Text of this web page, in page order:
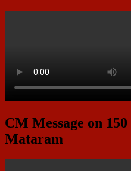
CM Message on
Mataram